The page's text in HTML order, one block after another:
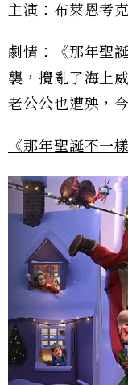
主演：布萊恩考
劇情：《那年聖
襲，攪亂了海上
老公公也遭殃，
《那年聖誕不